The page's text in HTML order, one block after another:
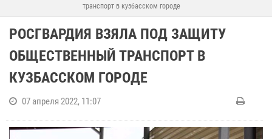
транспорт в кузбасском городе
РОСГВАРДИЯ ВЗЯЛА ПОД ЗАЩИТУ
ОБЩЕСТВЕННЫЙ ТРАНСПОРТ В
КУЗБАССКОМ ГОРОДЕ
07 апреля 2022, 11:07